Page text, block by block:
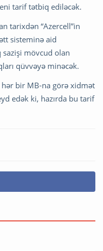
tarif tətbiq ediləcək.
tarixdən “Azercell”in
sisteminə aid
mövcud olan
qüvvəyə minəcək.
bir MB-na görə xidmət
edək ki, hazırda bu tarif